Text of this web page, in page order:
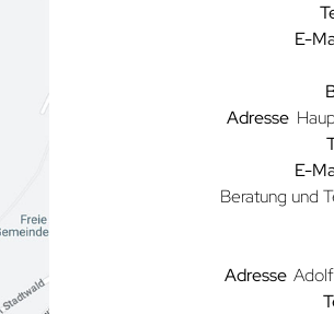
E-
Adresse
E-
Beratung und
Adresse